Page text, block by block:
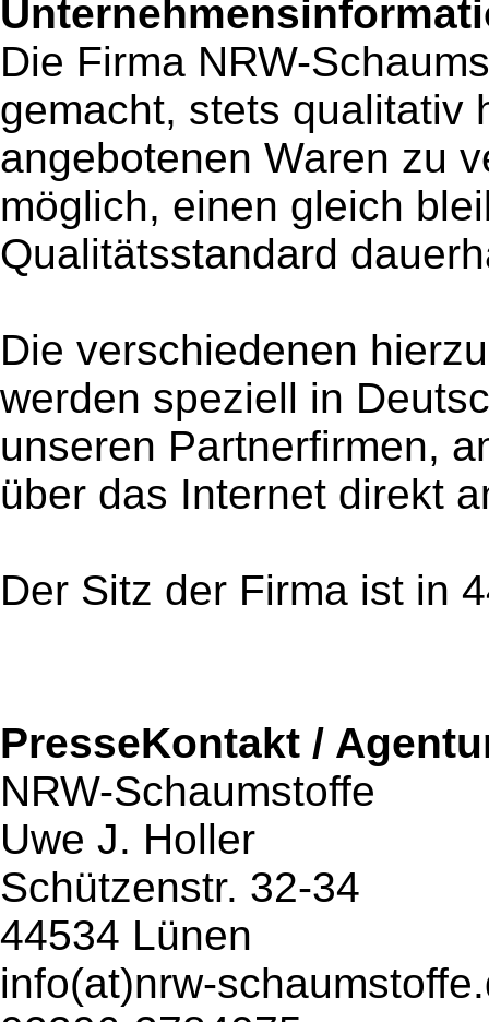
Die Firma NRW-
gemacht, stets qualitativ
angebotenen Waren zu
möglich, einen gleich
Qualitätsstandard
Die verschiedenen
werden speziell in
unseren Partnerfirmen,
über das Internet direkt
Der Sitz der Firma ist in
PresseKontakt /
NRW-Schaumstoffe
Uwe J. Holler
Schützenstr. 32-34
44534 Lünen
info(at)nrw-